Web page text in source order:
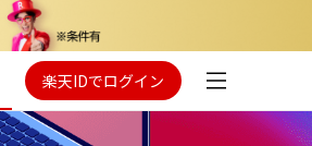
楽天IDでログイン